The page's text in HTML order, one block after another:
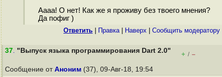
Аааа! О нет! Как же я проживу без твоего мнения?
Да пофиг )
Ответить Правка| Наверх Cообщить модератору
37. "Выпуск языка программирования Dart 2.0" + / –
Сообщение от Аноним (37), 09-Авг-18, 19:54